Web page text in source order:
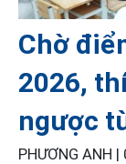
Chờ
2026,
ngược
PHƯƠNG ANH |